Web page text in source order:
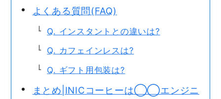
よくある質問(FAQ)
Q. インスタントとの違いは?
Q. カフェインレスは?
Q. ギフト用包装は?
まとめ|INICコーヒーは◯◯エンジニ